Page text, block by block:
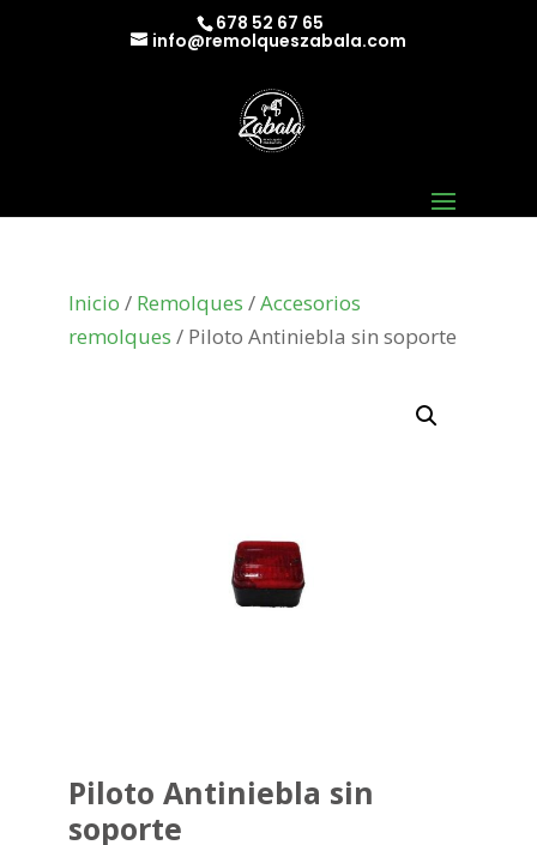
678 52 67 65
info@remolqueszabala.com
Inicio / Remolques /Accesorios
remolques / Piloto Antiniebla sin soporte
Piloto Antiniebla sin
soporte